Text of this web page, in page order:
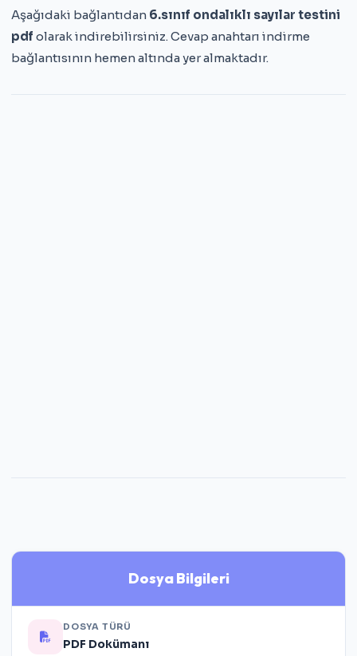
Aşağıdaki bağlantıdan 6.sınıf ondalıklı sayılar testini
pdf olarak indirebilirsiniz. Cevap anahtarı indirme
bağlantısının hemen altında yer almaktadır.
Dosya Bilgileri
DOSYA TÜRÜ
PDF Dokümanı